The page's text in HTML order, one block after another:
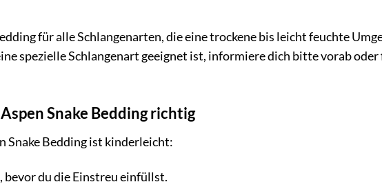
für alle Schlangenarten, die eine trockene bis leicht feuchte
spezielle Schlangenart geeignet ist, informiere dich bitte vorab
Snake Bedding richtig
Snake Bedding ist kinderleicht:
bevor du die Einstreu einfüllst.